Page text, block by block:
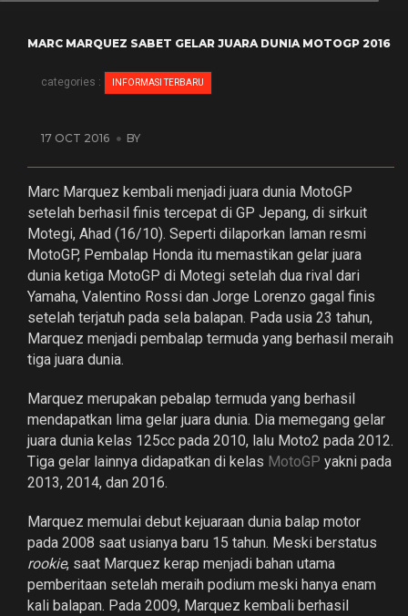
MARC MARQUEZ SABET GELAR JUARA DUNIA MOTOGP 2016
categories : INFORMASI TERBARU
17 OCT 2016 BY
Marc Marquez kembali menjadi juara dunia MotoGP
setelah berhasil finis tercepat di GP Jepang, di sirkuit
Motegi, Ahad (16/10). Seperti dilaporkan laman resmi
MotoGP, Pembalap Honda itu memastikan gelar juara
dunia ketiga MotoGP di Motegi setelah dua rival dari
Yamaha, Valentino Rossi dan Jorge Lorenzo gagal finis
setelah terjatuh pada sela balapan. Pada usia 23 tahun,
Marquez menjadi pembalap termuda yang berhasil meraih
tiga juara dunia.
Marquez merupakan pebalap termuda yang berhasil
mendapatkan lima gelar juara dunia. Dia memegang gelar
juara dunia kelas 125cc pada 2010, lalu Moto2 pada 2012.
Tiga gelar lainnya didapatkan di kelas MotoGP yakni pada
2013, 2014, dan 2016.
Marquez memulai debut kejuaraan dunia balap motor
pada 2008 saat usianya baru 15 tahun. Meski berstatus
rookie, saat Marquez kerap menjadi bahan utama
pemberitaan setelah meraih podium meski hanya enam
kali balapan. Pada 2009, Marquez kembali berhasil